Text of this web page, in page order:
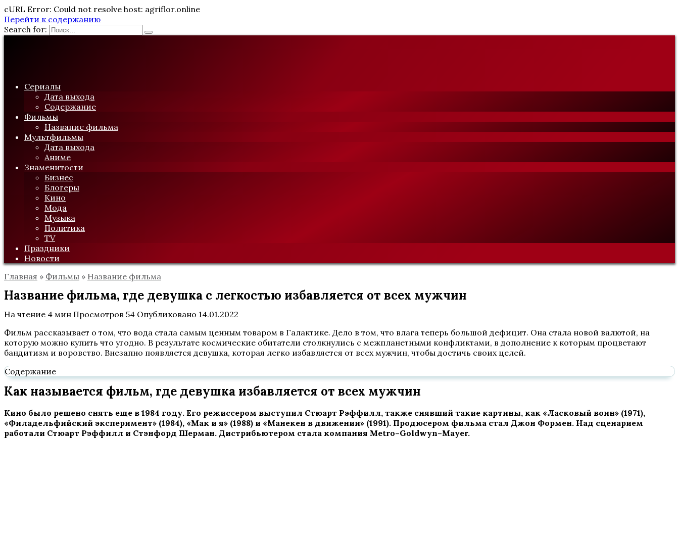
cURL Error: Could not resolve host: agriflor.online
Перейти к содержанию
Search for:
Сериалы
Дата выхода
Содержание
Фильмы
Название фильма
Мультфильмы
Дата выхода
Аниме
Знаменитости
Бизнес
Блогеры
Кино
Мода
Музыка
Политика
TV
Праздники
Новости
Главная » Фильмы » Название фильма
Название фильма, где девушка с легкостью избавляется от всех мужчин
На чтение 4 мин Просмотров 54 Опубликовано 14.01.2022
Фильм рассказывает о том, что вода стала самым ценным товаром в Галактике. Дело в том, что влага теперь большой дефицит. Она стала новой валютой, на
которую можно купить что угодно. В результате космические обитатели столкнулись с межпланетными конфликтами, в дополнение к которым процветают
бандитизм и воровство. Внезапно появляется девушка, которая легко избавляется от всех мужчин, чтобы достичь своих целей.
Содержание
Как называется фильм, где девушка избавляется от всех мужчин
Кино было решено снять еще в 1984 году. Его режиссером выступил Стюарт Рэффилл, также снявший такие картины, как «Ласковый воин» (1971),
«Филадельфийский эксперимент» (1984), «Мак и я» (1988) и «Манекен в движении» (1991). Продюсером фильма стал Джон Формен. Над сценарием
работали Стюарт Рэффилл и Стэнфорд Шерман. Дистрибьютером стала компания Metro–Goldwyn–Mayer.